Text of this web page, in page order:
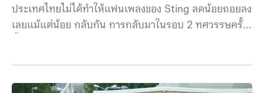
ประเทศไทยไม่ได้ทำให้แฟนเพลงของ Sting ลดน้อยถอยลง
เลยแม้แต่น้อย กลับกัน การกลับมาในรอบ 2 ทศวรรษครั้ง
Live Bangkok เสียงปรบมือดังขึ้นสนั่นฮอลล์สวนกับไฟที่